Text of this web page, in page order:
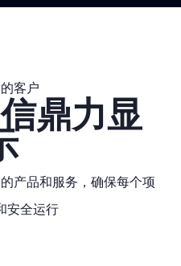
客户
鼎力显
产品和服务，确保每个项
安全运行